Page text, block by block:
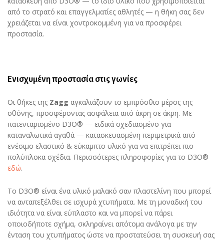
από το στρατό και επαγγελματίες αθλητές — η θήκη σας δεν
χρειάζεται να είναι χοντροκομμένη για να προσφέρει
προστασία.
Ενισχυμένη προστασία στις γωνίες
Οι θήκες της Zagg αγκαλιάζουν το εμπρόσθιο μέρος της
οθόνης, προσφέροντας ασφάλεια από άκρη σε άκρη. Με
πατενταρισμένο D3O® — ειδικά σχεδιασμένο για
καταναλωτικά αγαθά — κατασκευασμένη περιμετρικά από
ενέσιμο ελαστικό & εύκαμπτο υλικό για να επιτρέπει πιο
πολύπλοκα σχέδια. Περισσότερες πληροφορίες για το D3O®
εδώ.
Το D3O® είναι ένα υλικό μαλακό σαν πλαστελίνη που μπορεί
να ανταπεξέλθει σε ισχυρά χτυπήματα. Με τη μοναδική του
ιδιότητα να είναι εύπλαστο και να μπορεί να πάρει
οποιοδήποτε σχήμα, σκληραίνει απότομα ανάλογα με την
ένταση του χτυπήματος ώστε να προστατεύσει τη συσκευή σας